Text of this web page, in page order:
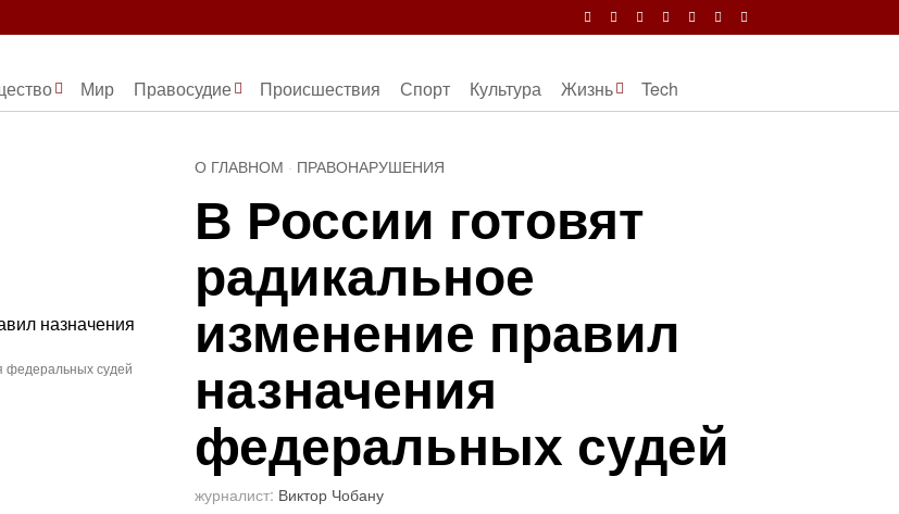
Мир Правосудие Происшествия Спорт Культура Жизнь Tech
федеральных судей
О ГЛАВНОМ · ПРАВОНАРУШЕНИЯ
В России готовят
радикальное
изменение правил
назначения
федеральных судей
журналист: Виктор Чобану